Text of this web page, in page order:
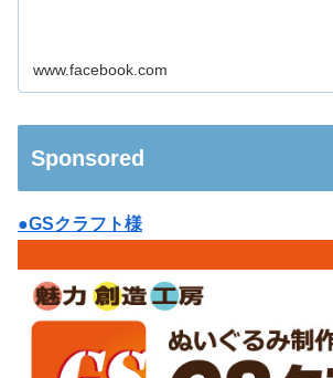
www.facebook.com
Sponsored
●GSクラフト様